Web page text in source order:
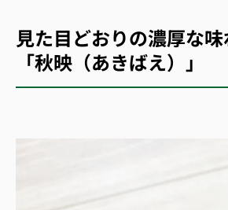
見た目どおりの濃厚な
「秋映（あきばえ）」